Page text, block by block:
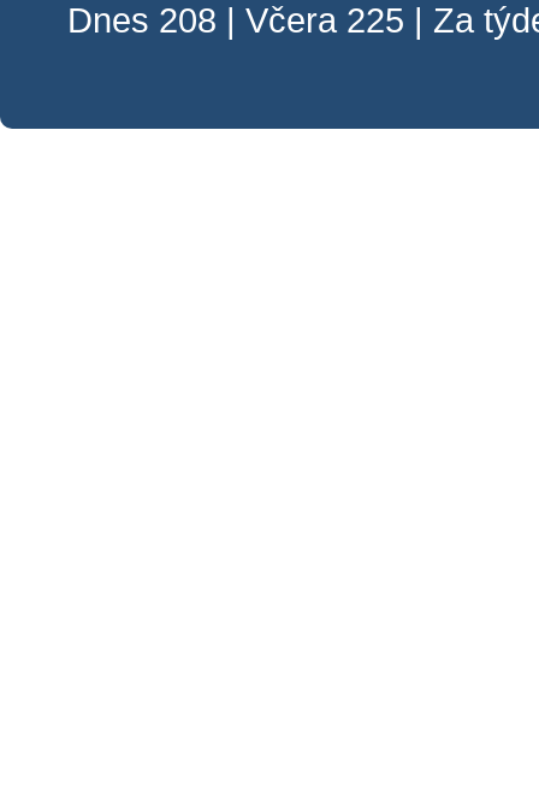
Dnes 208 | Včera 225 | Za